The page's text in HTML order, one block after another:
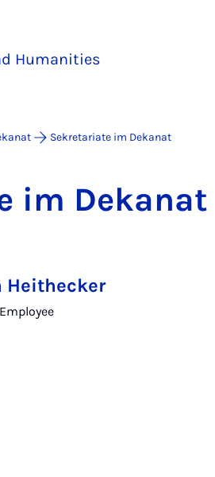
Humanities
Sekretariate im Dekanat
im Dekanat
Heithecker